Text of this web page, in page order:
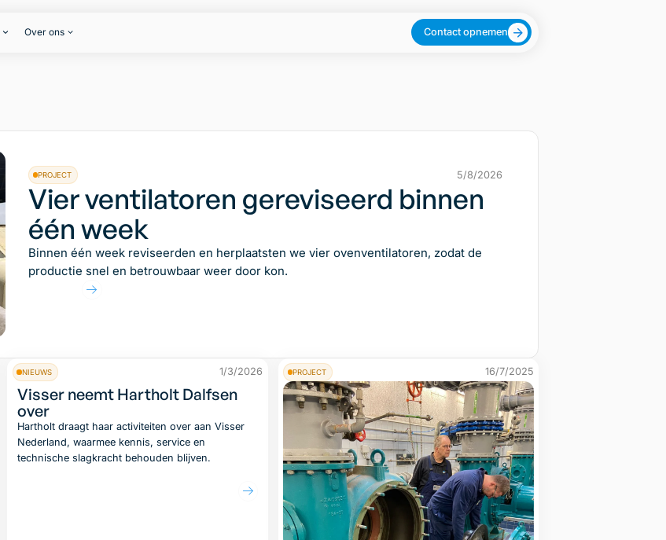
Over ons Contact opnemen
PROJECT 5/8/2026
Vier ventilatoren gereviseerd binnen
één week
Binnen één week reviseerden en herplaatsten we vier ovenventilatoren, zodat de
productie snel en betrouwbaar weer door kon.
NIEUWS 1/3/2026
Visser neemt Hartholt Dalfsen
over
Hartholt draagt haar activiteiten over aan Visser
Nederland, waarmee kennis, service en
technische slagkracht behouden blijven.
PROJECT 16/7/2025